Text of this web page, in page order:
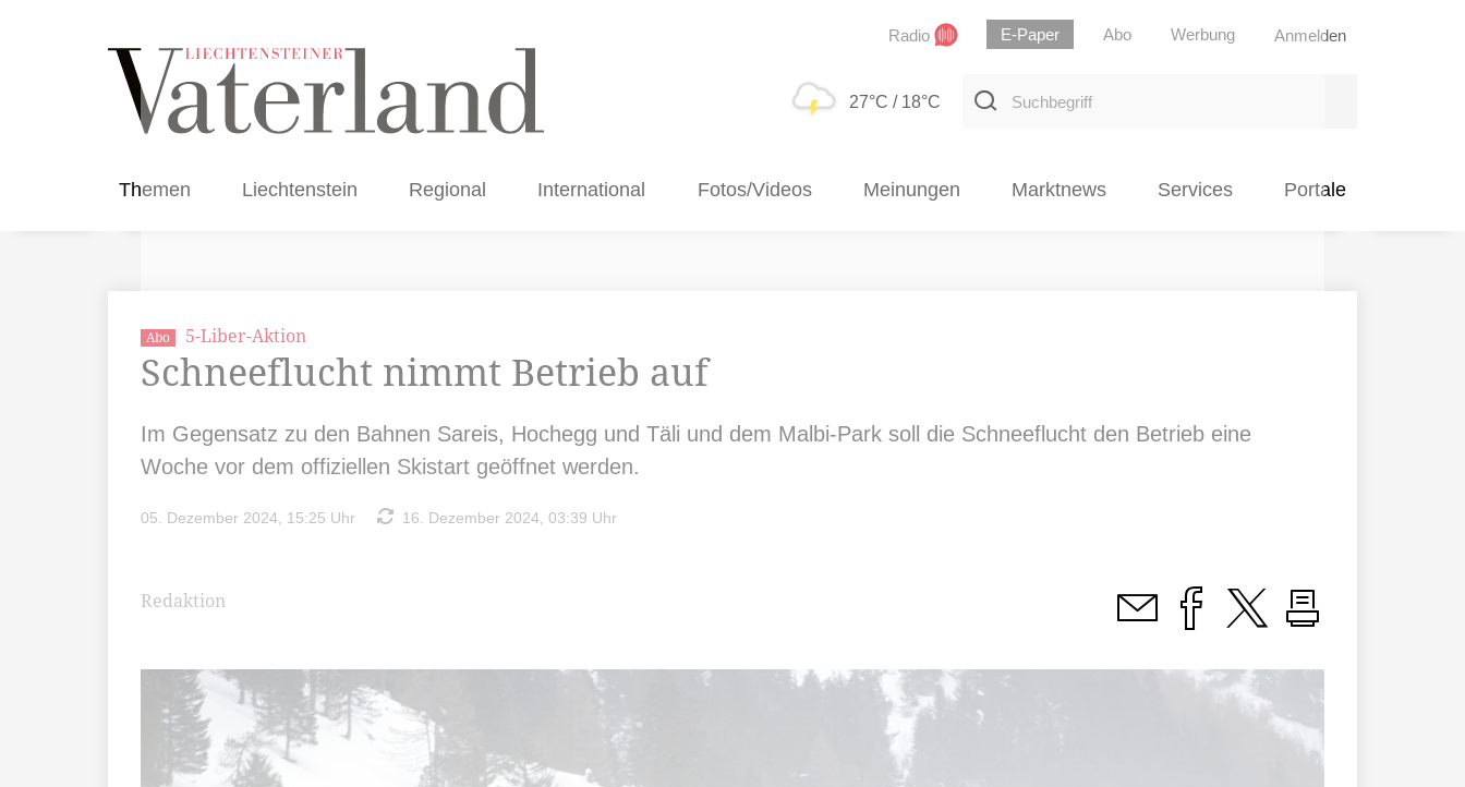
Radio E-Paper Abo Werbung Anmelden
27°C / 18°C
Suchbegriff
Themen Liechtenstein Regional International Fotos/Videos Meinungen Marktnews Services Portale
Abo 5-Liber-Aktion
Schneeflucht nimmt Betrieb auf
Im Gegensatz zu den Bahnen Sareis, Hochegg und Täli und dem Malbi-Park soll die Schneeflucht den Betrieb eine
Woche vor dem offiziellen Skistart geöffnet werden.
05. Dezember 2024, 15:25 Uhr 16. Dezember 2024, 03:39 Uhr
Redaktion